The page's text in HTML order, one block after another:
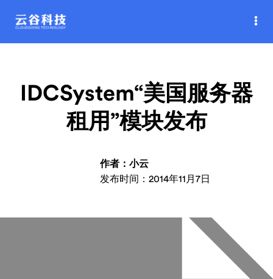
IDCSystem“美国服务器
租用”模块发布
作者：小云
发布时间：2014年11月7日